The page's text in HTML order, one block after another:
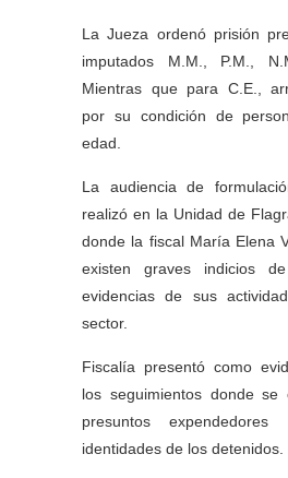
La Jueza ordenó prisión
imputados M.M., P.M.,
Mientras que para C.E.,
por su condición de
edad.
La audiencia de
realizó en la Unidad de
donde la fiscal María Elena
existen graves indicios
evidencias de sus
sector.
Fiscalía presentó como
los seguimientos donde se
presuntos
identidades de los detenidos.